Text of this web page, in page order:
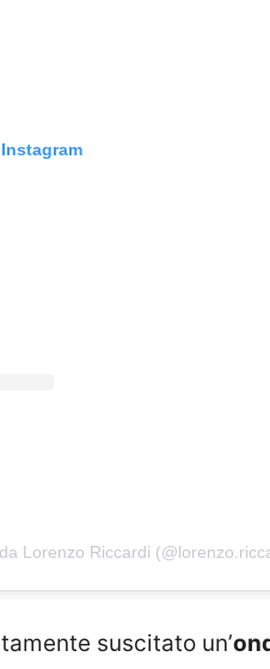
Lorenzo Riccardi
suscitato un’